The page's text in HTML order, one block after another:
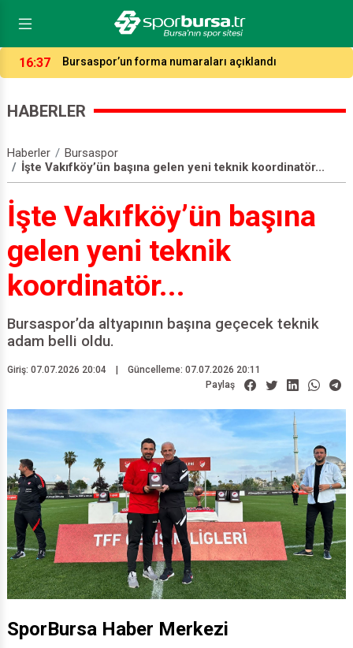
16:37 Bursaspor’un forma numaraları açıklandı
HABERLER
Haberler
Bursaspor
İşte Vakıfköy’ün başına gelen yeni teknik koordinatör...
İşte Vakıfköy’ün başına
gelen yeni teknik
koordinatör...
Bursaspor’da altyapının başına geçecek teknik
adam belli oldu.
Giriş: 07.07.2026 20:04 |
Güncelleme: 07.07.2026 20:11
Paylaş
SporBursa Haber Merkezi